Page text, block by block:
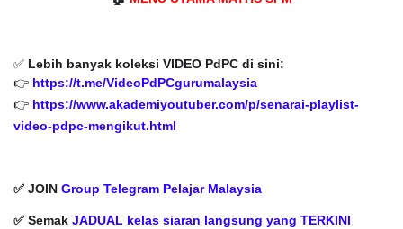
✅ Lebih banyak koleksi VIDEO PdPC di sini:
👉 https://t.me/VideoPdPCgurumalaysia
👉 https://www.akademiyoutuber.com/p/senarai-playlist-
video-pdpc-mengikut.html
✅ JOIN Group Telegram Pelajar Malaysia
✅ Semak JADUAL kelas siaran langsung yang TERKINI